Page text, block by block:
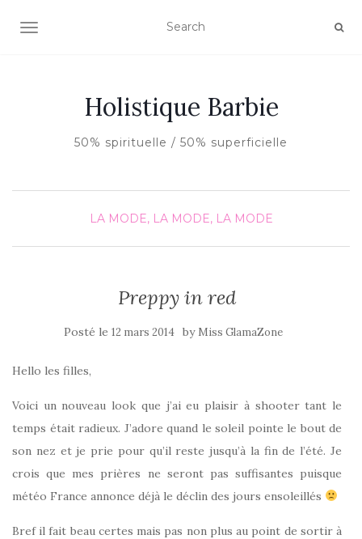
AFFICHER/MASQUER LA NAVIGATION
Holistique Barbie
50% spirituelle / 50% superficielle
LA MODE, LA MODE, LA MODE
Preppy in red
Posté le 12 mars 2014 by Miss GlamaZone
Hello les filles,
Voici un nouveau look que j’ai eu plaisir à shooter tant le
temps était radieux. J’adore quand le soleil pointe le bout de
son nez et je prie pour qu’il reste jusqu’à la fin de l’été. Je
crois que mes prières ne seront pas suffisantes puisque
météo France annonce déjà le déclin des jours ensoleillés
Bref il fait beau certes mais pas non plus au point de sortir à